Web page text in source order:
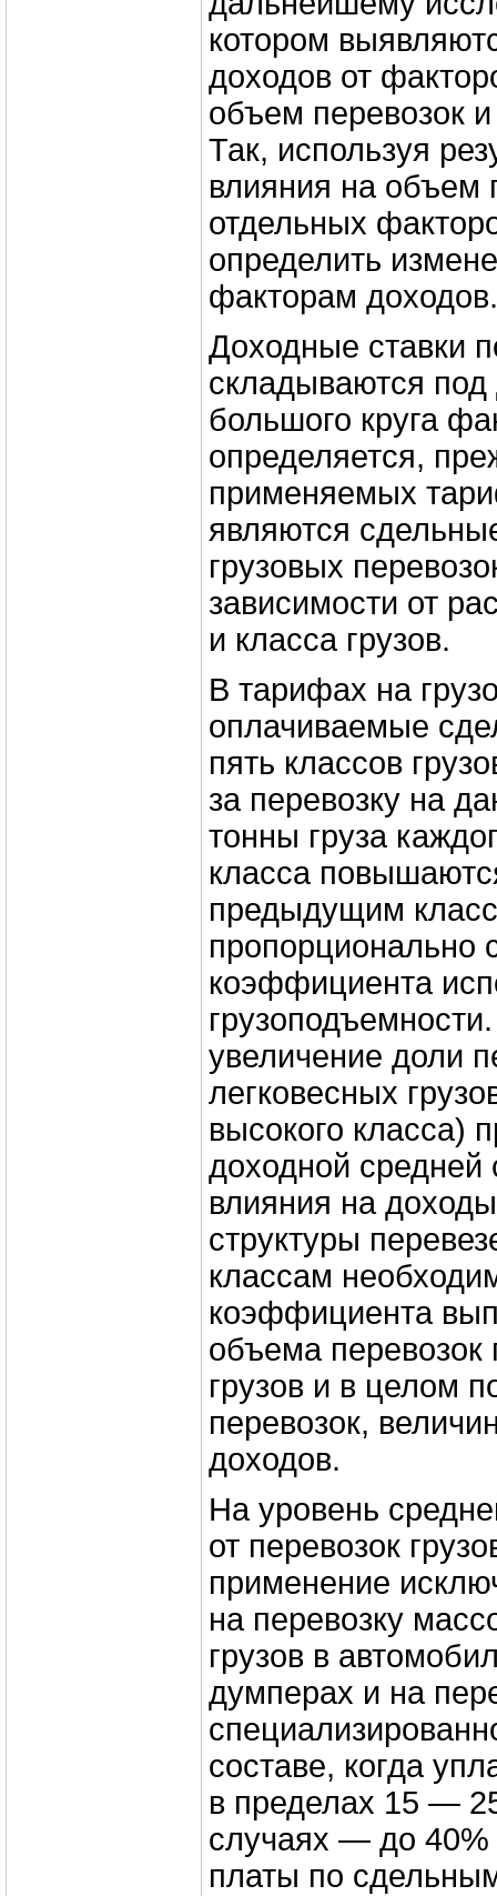
котором
доходов от
объем перевозок
Так, используя
влияния на объем
отдельных
определить
факторам доходов.
Доходные ставки
складываются под
большого круга
определяется,
применяемых
являются
грузовых
зависимости от
и класса грузов.
В тарифах на
оплачиваемые
пять классов
за перевозку на
тонны груза
класса
предыдущим
пропорционально
коэффициента
увеличение доли
легковесных
высокого класса)
доходной средней
влияния на
структуры
классам
коэффициента
объема перевозок
грузов и в целом
перевозок,
доходов.
На уровень
от перевозок
применение
на перевозку
грузов в
думперах и на
составе, когда
в пределах 15 —
случаях — до 40%
платы по